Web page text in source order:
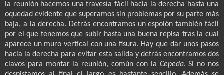
la reunión hacemos una travesía fácil hacia la derecha hasta una
oquedad evidente que superamos sin problemas por su parte más
baja, a la derecha. Detrás encontramos un espolón también fácil
por el que tenemos que subir hasta una buena repisa tras la cual
aparece un muro vertical con una fisura. Hay que dar unos pasos
hacia la derecha para evitar esta salida y detrás encontramos dos
clavos para montar la reunión, común con la Cepeda. Si no nos